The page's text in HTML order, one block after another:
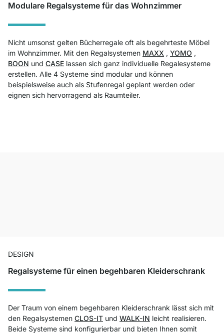
Modulare Regalsysteme für das Wohnzimmer
Nicht umsonst gelten Bücherregale oft als begehrteste Möbel
im Wohnzimmer. Mit den Regalsystemen MAXX , YOMO ,
BOON und CASE lassen sich ganz individuelle Regalesysteme
erstellen. Alle 4 Systeme sind modular und können
beispielsweise auch als Stufenregal geplant werden oder
eignen sich hervorragend als Raumteiler.
DESIGN
Regalsysteme für einen begehbaren Kleiderschrank
Der Traum von einem begehbaren Kleiderschrank lässt sich mit
den Regalsystemen CLOS-IT und WALK-IN leicht realisieren.
Beide Systeme sind konfigurierbar und bieten Ihnen somit